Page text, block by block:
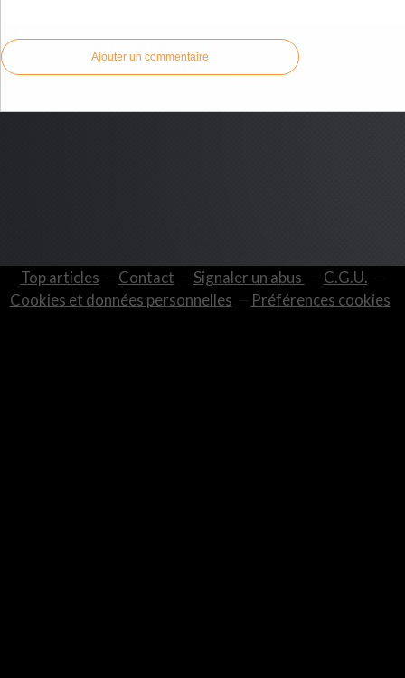
Ajouter un commentaire
Top articles Contact Signaler un abus
C.G.U.
Cookies et données personnelles
Préférences cookies